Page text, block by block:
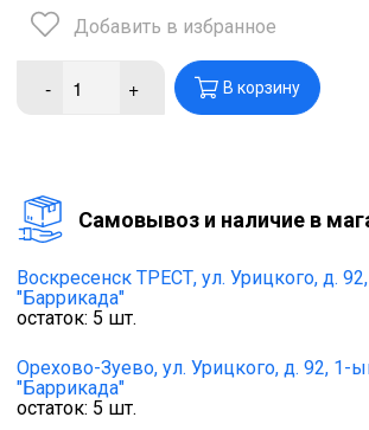
Добавить в избранное
- + В корзину
Cамовывоз и наличие в
Воскресенск ТРЕСТ, ул. Урицкого, д.
"Баррикада"
остаток: 5 шт.
Орехово-Зуево, ул. Урицкого, д. 92, 1-
"Баррикада"
остаток: 5 шт.